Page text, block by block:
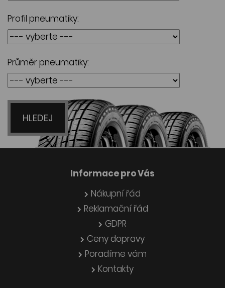
Profil pneumatiky:
Průměr pneumatiky:
HLEDEJ
Informace pro Vás
Nákupní řád
Reklamační řád
GDPR
Ceny dopravy
Poradíme vám
Kontakty